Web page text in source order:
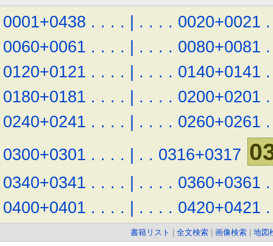
0001+0438 . . . . | . . . . 0020+0021 .
0060+0061 . . . . | . . . . 0080+0081 .
0120+0121 . . . . | . . . . 0140+0141 .
0180+0181 . . . . | . . . . 0200+0201 .
0240+0241 . . . . | . . . . 0260+0261 .
0300+0301 . . . . | . . 0316+0317
0340+0341 . . . . | . . . . 0360+0361 .
0400+0401 . . . . | . . . . 0420+0421 .
書籍リスト 全文検索 画像検索 地図